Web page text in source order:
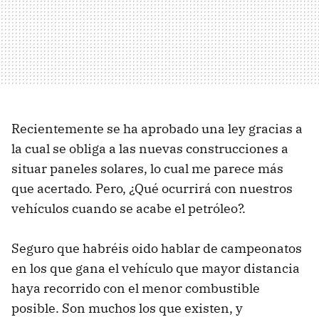
Recientemente se ha aprobado una ley gracias a
la cual se obliga a las nuevas construcciones a
situar paneles solares, lo cual me parece más
que acertado. Pero, ¿Qué ocurrirá con nuestros
vehículos cuando se acabe el petróleo?.
Seguro que habréis oido hablar de campeonatos
en los que gana el vehículo que mayor distancia
haya recorrido con el menor combustible
posible. Son muchos los que existen, y